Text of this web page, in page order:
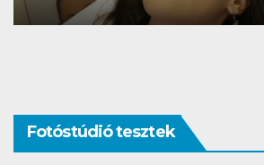
Fotóstúdió tesztek